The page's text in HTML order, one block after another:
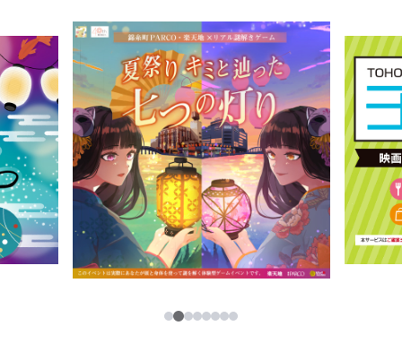
ニュース
レストラン・カフェ
TAX FREE
PARCOメンバーズ
JP
한국어
ภาษาไทย
日本語
1234567